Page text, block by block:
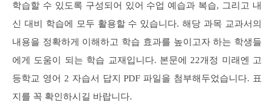
학습할 수 있도록 구성되어 있어 수업 예습과 복습, 그리고 내
신 대비 학습에 모두 활용할 수 있습니다. 해당 과목 교과서의
내용을 정확하게 이해하고 학습 효과를 높이고자 하는 학생들
에게 도움이 되는 학습 교재입니다. 본문에 22개정 미래엔 고
등학교 영어 2 자습서 답지 PDF 파일을 첨부해두었습니다. 표
지를 꼭 확인하시길 바랍니다.